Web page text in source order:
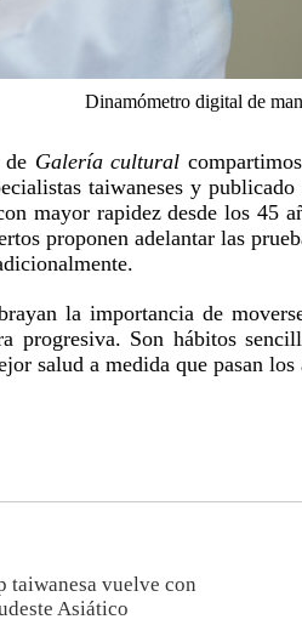
Dinamómetro digital de
de Galería cultural
taiwaneses y
mayor rapidez desde los 45
proponen adelantar las
la importancia de
progresiva. Son hábitos
salud a medida que pasan los
taiwanesa vuelve con
Asiático